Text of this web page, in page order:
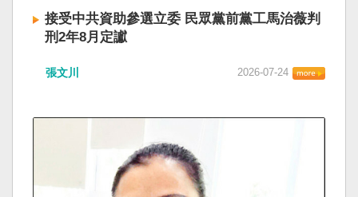
接受中共資助參選立委 民眾黨前黨工馬治薇判
刑2年8月定讞
張文川 2026-07-24